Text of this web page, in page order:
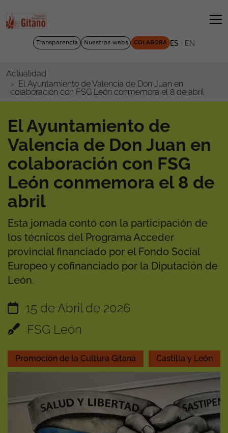
Transparencia Nuestras webs COLABORA ES EN
Actualidad
El Ayuntamiento de Valencia de Don Juan en
colaboración con FSG León conmemora el 8 de abril
El Ayuntamiento de
Valencia de Don Juan en
colaboración con FSG
León conmemora el 8 de
abril
Esta jornada contó con la participación de
los técnicos del Programa Acceder
provincial financiado por el Fondo Social
Europeo y cofinanciado por la Diputación de
León.
15 de Abril de 2026
FSG León
Promoción de la Cultura Gitana Castilla y León